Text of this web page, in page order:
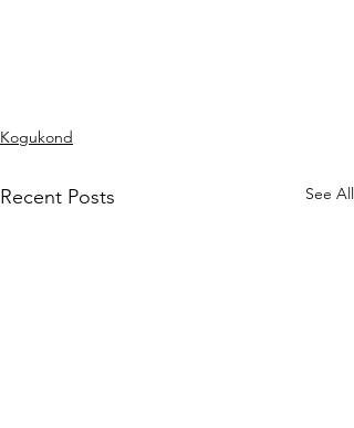
Kogukond
Recent Posts See All